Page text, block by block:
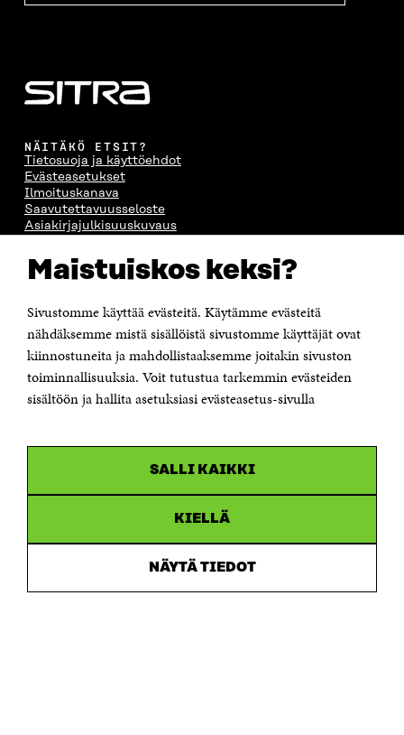
Maistuiskos keksi?
Sivustomme käyttää evästeitä. Käytämme evästeitä
nähdäksemme mistä sisällöistä sivustomme käyttäjät ovat
kiinnostuneita ja mahdollistaaksemme joitakin sivuston
toiminnallisuuksia. Voit tutustua tarkemmin evästeiden
sisältöön ja hallita asetuksiasi evästeasetus-sivulla
SALLI KAIKKI
KIELLÄ
NÄYTÄ TIEDOT
NÄITÄKÖ ETSIT?
Tietosuoja ja käyttöehdot
Evästeasetukset
Ilmoituskanava
Saavutettavuusseloste
Asiakirjajulkisuuskuvaus
Suomen itsenäisyyden juhlarahasto Sitra
Itämerenkatu 11-13, PL 160,
00181 Helsinki
Puhelin +358 294 618 991
Sähköpostiosoite
etunimi.sukunimi@sitra.fi tai sitra@sitra.fi
Avautuu
uudessa